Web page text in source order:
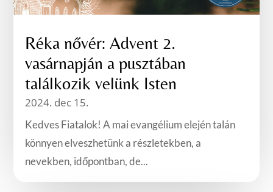
Réka nővér: Advent 2.
vasárnapján a pusztában
találkozik velünk Isten
2024. dec 15.
Kedves Fiatalok! A mai evangélium elején talán
könnyen elveszhetünk a részletekben, a
nevekben, időpontban, de...